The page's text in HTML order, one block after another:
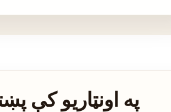
په اونټاریو کې